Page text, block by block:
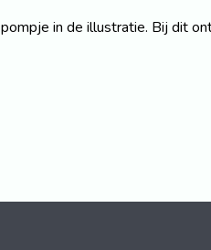
in de illustratie. Bij dit